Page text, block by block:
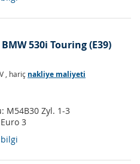
530i Touring (E39)
, hariç nakliye maliyeti
M54B30 Zyl. 1-3
Euro 3